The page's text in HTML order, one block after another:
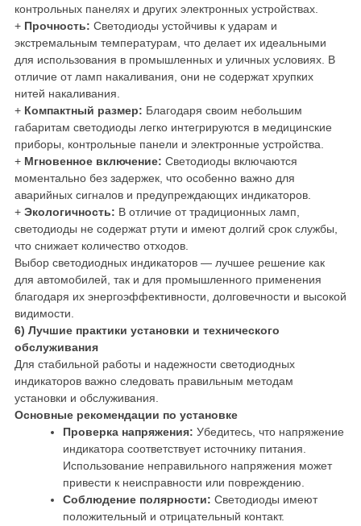
контрольных панелях и других электронных устройствах.
+ Прочность: Светодиоды устойчивы к ударам и
экстремальным температурам, что делает их идеальными
для использования в промышленных и уличных условиях. В
отличие от ламп накаливания, они не содержат хрупких
нитей накаливания.
+ Компактный размер: Благодаря своим небольшим
габаритам светодиоды легко интегрируются в медицинские
приборы, контрольные панели и электронные устройства.
+ Мгновенное включение: Светодиоды включаются
моментально без задержек, что особенно важно для
аварийных сигналов и предупреждающих индикаторов.
+ Экологичность: В отличие от традиционных ламп,
светодиоды не содержат ртути и имеют долгий срок службы,
что снижает количество отходов.
Выбор светодиодных индикаторов — лучшее решение как
для автомобилей, так и для промышленного применения
благодаря их энергоэффективности, долговечности и высокой
видимости.
6) Лучшие практики установки и технического
обслуживания
Для стабильной работы и надежности светодиодных
индикаторов важно следовать правильным методам
установки и обслуживания.
Основные рекомендации по установке
Проверка напряжения: Убедитесь, что напряжение
индикатора соответствует источнику питания.
Использование неправильного напряжения может
привести к неисправности или повреждению.
Соблюдение полярности: Светодиоды имеют
положительный и отрицательный контакт.